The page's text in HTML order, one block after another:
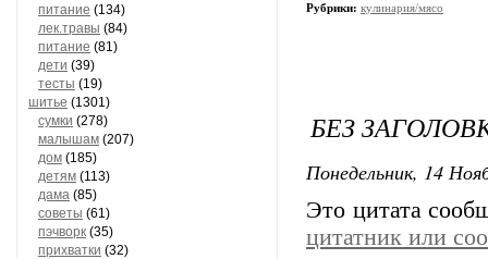
питание (134)
лек.травы (84)
питание (81)
дети (39)
тесты (19)
шитье (1301)
сумки (278)
малышам (207)
дом (185)
детям (113)
дама (85)
советы (61)
пэчворк (35)
прихватки (32)
Рубрики: кулинария/мясо
БЕЗ
Понедельник, 14
Это цитата
цитатник или